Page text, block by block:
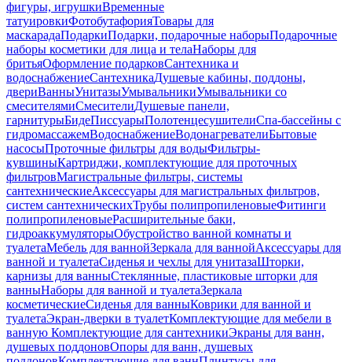
фигуры, игрушкиВременные
татуировкиФотобутафорияТовары для
маскарадаПодаркиПодарки, подарочные наборыПодарочные
наборы косметики для лица и телаНаборы для
бритьяОформление подарковСантехника и
водоснабжениеСантехникаДушевые кабины, поддоны,
двериВанныУнитазыУмывальникиУмывальники со
смесителямиСмесителиДушевые панели,
гарнитурыБидеПиссуарыПолотенцесушителиСпа-бассейны с
гидромассажемВодоснабжениеВодонагревателиБытовые
насосыПроточные фильтры для водыФильтры-
кувшиныКартриджи, комплектующие для проточных
фильтровМагистральные фильтры, системы
сантехническиеАксессуары для магистральных фильтров,
систем сантехническихТрубы полипропиленовыеФитинги
полипропиленовыеРасширительные баки,
гидроаккумуляторыОбустройство ванной комнаты и
туалетаМебель для ваннойЗеркала для ваннойАксессуары для
ванной и туалетаСиденья и чехлы для унитазаШторки,
карнизы для ванныСтеклянные, пластиковые шторки для
ванныНаборы для ванной и туалетаЗеркала
косметическиеСиденья для ванныКоврики для ванной и
туалетаЭкран-дверки в туалетКомплектующие для мебели в
ванную Комплектующие для сантехникиЭкраны для ванн,
душевых поддоновОпоры для ванн, душевых